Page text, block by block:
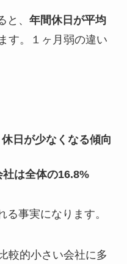
、 年間休日が平均
す。１ヶ月弱の違い
日が少なくなる傾向
は全体の16.8%
事実になります。
較的小さい会社に多